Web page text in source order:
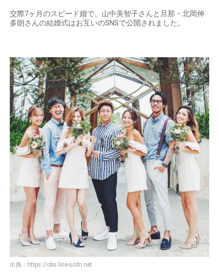
交際7ヶ月のスピード婚で、山中美智子さんと旦那・北岡伸
多朗さんの結婚式はお互いのSNSで公開されました。
出典： https://obs.line-scdn.net